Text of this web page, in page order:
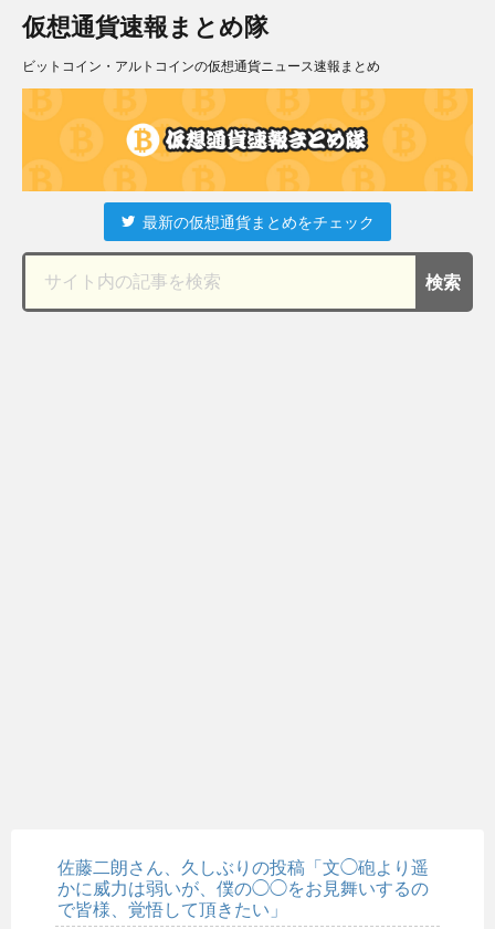
仮想通貨速報まとめ隊
ビットコイン・アルトコインの仮想通貨ニュース速報まとめ
最新の仮想通貨まとめをチェック
佐藤二朗さん、久しぶりの投稿「文◯砲より遥
かに威力は弱いが、僕の◯◯をお見舞いするの
で皆様、覚悟して頂きたい」